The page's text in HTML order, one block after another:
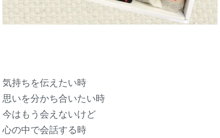
気持ちを伝えたい時
思いを分かち合いたい時
今はもう会えないけど
心の中で会話する時